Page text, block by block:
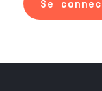
Se